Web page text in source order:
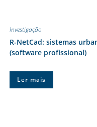
Investigação
R-NetCad: sistemas
(software profissional)
Ler mais